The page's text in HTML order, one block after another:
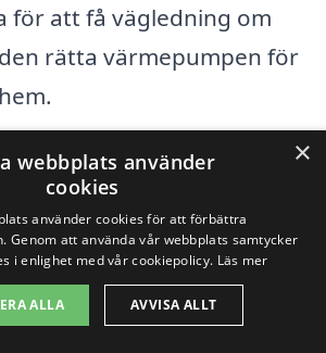
för att få vägledning om
rätta värmepumpen för
gratis och utan
en
×
webbplats använder
cookies
använder cookies för att förbättra
Genom att använda vår webbplats samtycker
i enlighet med vår cookiepolicy. Läs mer
ALLA AVVISA ALLT